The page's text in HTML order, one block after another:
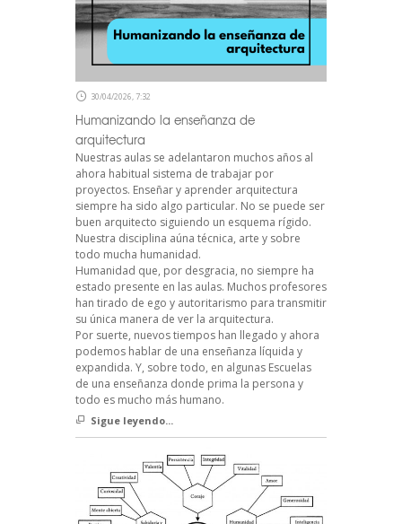
30/04/2026, 7:32
Humanizando la enseñanza de
arquitectura
Nuestras aulas se adelantaron muchos años al
ahora habitual sistema de trabajar por
proyectos. Enseñar y aprender arquitectura
siempre ha sido algo particular. No se puede ser
buen arquitecto siguiendo un esquema rígido.
Nuestra disciplina aúna técnica, arte y sobre
todo mucha humanidad.
Humanidad que, por desgracia, no siempre ha
estado presente en las aulas. Muchos profesores
han tirado de ego y autoritarismo para transmitir
su única manera de ver la arquitectura.
Por suerte, nuevos tiempos han llegado y ahora
podemos hablar de una enseñanza líquida y
expandida. Y, sobre todo, en algunas Escuelas
de una enseñanza donde prima la persona y
todo es mucho más humano.
Sigue leyendo...